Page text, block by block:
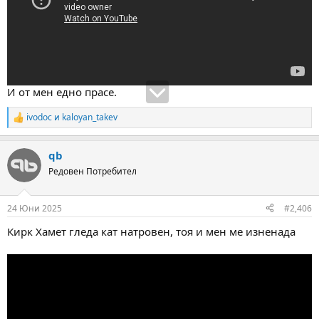
И от мен едно прасе.
R
e
c
t
i
s
ivodoc и kaloyan_takev
qb
Редовен Потребител
24 Юни 2025 #2,406
Кирк Хамет гледа кат натровен, тоя и мен ме изненада